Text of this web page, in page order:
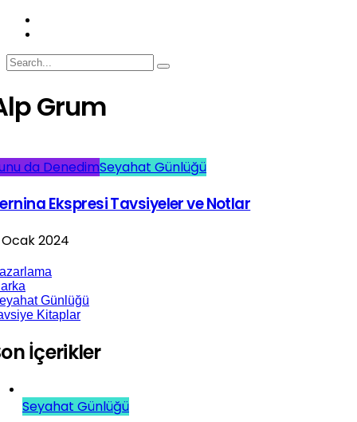
Grum
da DenedimSeyahat Günlüğü
Ekspresi Tavsiyeler ve Notlar
2024
Günlüğü
Kitaplar
İçerikler
Seyahat Günlüğü